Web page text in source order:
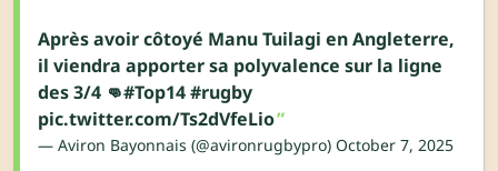
Après avoir côtoyé Manu Tuilagi en Angleterre,
il viendra apporter sa polyvalence sur la ligne
des 3/4 👊#Top14#rugby
pic.twitter.com/Ts2dVfeLio
— Aviron Bayonnais (@avironrugbypro) October 7, 2025